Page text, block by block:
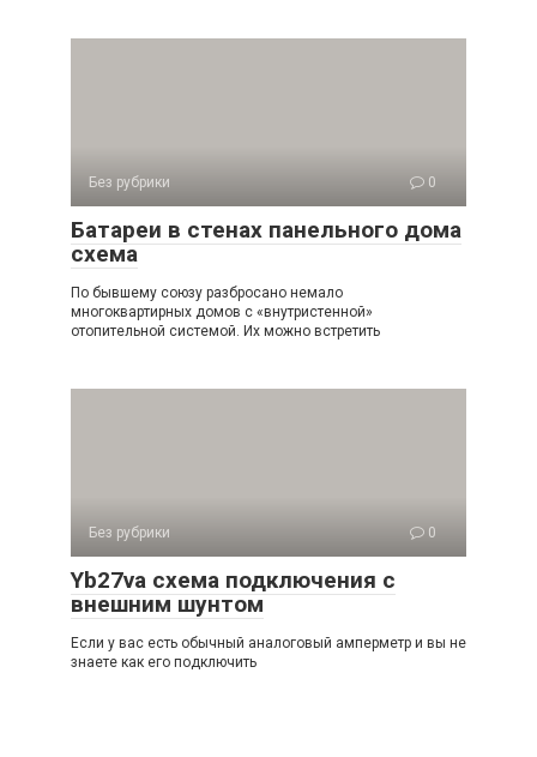
Без рубрики 0
Батареи в стенах панельного дома
схема
По бывшему союзу разбросано немало
многоквартирных домов с «внутристенной»
отопительной системой. Их можно встретить
Без рубрики 0
Yb27va схема подключения с
внешним шунтом
Если у вас есть обычный аналоговый амперметр и вы не
знаете как его подключить